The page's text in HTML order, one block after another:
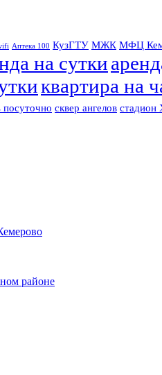
Аптека 100 КузГТУ МЖК МФЦ
на сутки
квартира на
посуточно сквер ангелов стадион
районе